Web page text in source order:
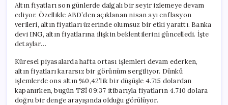
ING’den
Yıl
Sonu
Hedefi
Altın fiyatları son günlerde dalgalı bir seyir izlemeye devam
ediyor. Özellikle ABD’den açıklanan nisan ayı enflasyon
verileri, altın fiyatları üzerinde olumsuz bir etki yarattı. Banka
devi ING, altın fiyatlarına ilişkin beklentilerini güncelledi. İşte
detaylar…
Küresel piyasalarda hafta ortası işlemleri devam ederken,
altın fiyatları kararsız bir görünüm sergiliyor. Dünkü
işlemlerde ons altın %0,42’lik bir düşüşle 4.715 dolardan
kapanırken, bugün TSİ 09:37 itibarıyla fiyatların 4.710 dolara
doğru bir denge arayışında olduğu görülüyor.